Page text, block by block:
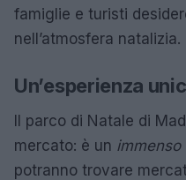
famiglie e turisti
nell’atmosfera natalizia.
Un’esperienza
Il parco di Natale di
mercato: è un
potranno trovare